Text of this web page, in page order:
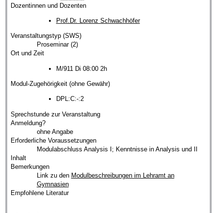
Dozentinnen und Dozenten
Prof.Dr. Lorenz Schwachhöfer
Veranstaltungstyp (SWS)
Proseminar (2)
Ort und Zeit
M/911 Di 08:00 2h
Modul-Zugehörigkeit (ohne Gewähr)
DPL:C:-:2
Sprechstunde zur Veranstaltung
Anmeldung?
ohne Angabe
Erforderliche Voraussetzungen
Modulabschluss Analysis I; Kenntnisse in Analysis und II
Inhalt
Bemerkungen
Link zu den Modulbeschreibungen im Lehramt an
Gymnasien
Empfohlene Literatur